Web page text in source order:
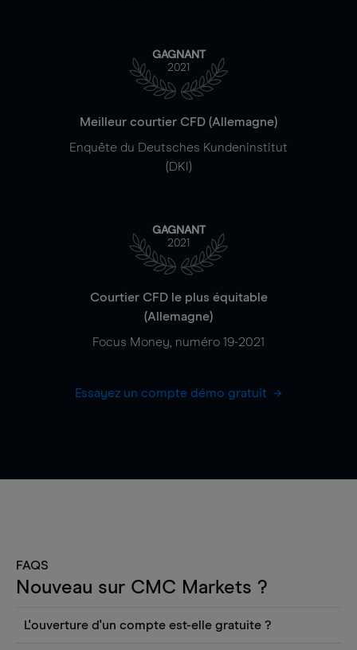
GAGNANT
2021
Meilleur courtier CFD (Allemagne)
Enquête du Deutsches Kundeninstitut
(DKI)
GAGNANT
2021
Courtier CFD le plus équitable
(Allemagne)
Focus Money, numéro 19-2021
Essayez un compte démo gratuit
FAQS
Nouveau sur CMC Markets ?
L'ouverture d'un compte est-elle gratuite ?